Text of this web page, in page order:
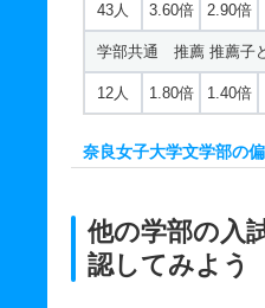
43人 3.60倍 2.90倍
学部共通 推薦 推薦子
12人 1.80倍 1.40倍
奈良女子大学文学部の
他の学部の入
認してみよう